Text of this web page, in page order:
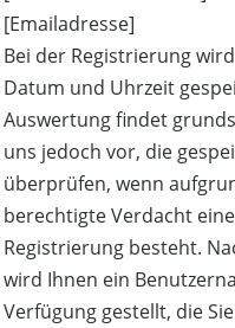
[Emailadresse]
Bei der Registrierung
Datum und Uhrzeit
Auswertung findet
uns jedoch vor, die
überprüfen, wenn
berechtigte Verdacht
Registrierung besteht.
wird Ihnen ein
Verfügung gestellt, die